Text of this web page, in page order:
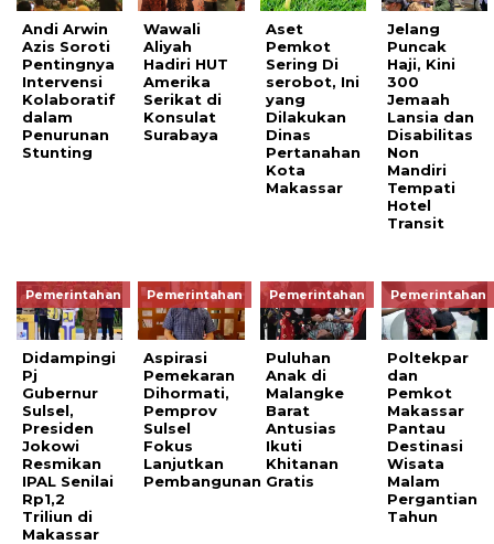
Andi Arwin
Azis Soroti
Pentingnya
Intervensi
Kolaboratif
dalam
Penurunan
Stunting
Wawali
Aliyah
Hadiri HUT
Amerika
Serikat di
Konsulat
Surabaya
Aset
Pemkot
Sering Di
serobot, Ini
yang
Dilakukan
Dinas
Pertanahan
Kota
Makassar
Jelang
Puncak
Haji, Kini
300
Jemaah
Lansia dan
Disabilitas
Non
Mandiri
Tempati
Hotel
Transit
Pemerintahan
Didampingi
Pj
Gubernur
Sulsel,
Presiden
Jokowi
Resmikan
IPAL Senilai
Rp1,2
Triliun di
Makassar
Pemerintahan
Aspirasi
Pemekaran
Dihormati,
Pemprov
Sulsel
Fokus
Lanjutkan
Pembangunan
Pemerintahan
Puluhan
Anak di
Malangke
Barat
Antusias
Ikuti
Khitanan
Gratis
Pemerintahan
Poltekpar
dan
Pemkot
Makassar
Pantau
Destinasi
Wisata
Malam
Pergantian
Tahun